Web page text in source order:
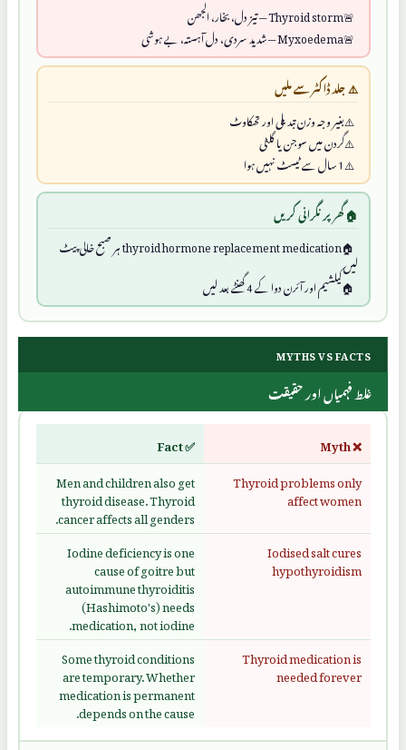
Thyroid storm — تیز دل، بخار، الجھن
Myxoedema — شدید سردی، دل آہستہ، بے ہوشی
⚠️ جلد ڈاکٹر سے ملیں
بغیر وجہ وزن تبدیلی اور تھکاوٹ
گردن میں سوجن یا گلٹی
1 سال سے ٹیسٹ نہیں ہوا
🏠 گھر پر نگرانی کریں
thyroid hormone replacement medication ہر صبح خالی پیٹ
لیں
کیلشیم اور آئرن دوا کے 4 گھنٹے بعد لیں
MYTHS VS FACTS
غلط فہمیاں اور حقیقت
❌ Myth
✅ Fact
Thyroid problems only
affect women
Men and children also get
thyroid disease. Thyroid
cancer affects all genders.
Iodised salt cures
hypothyroidism
Iodine deficiency is one
cause of goitre but
autoimmune thyroiditis
(Hashimoto's) needs
medication, not iodine.
Thyroid medication is
needed forever
Some thyroid conditions
are temporary. Whether
medication is permanent
depends on the cause.